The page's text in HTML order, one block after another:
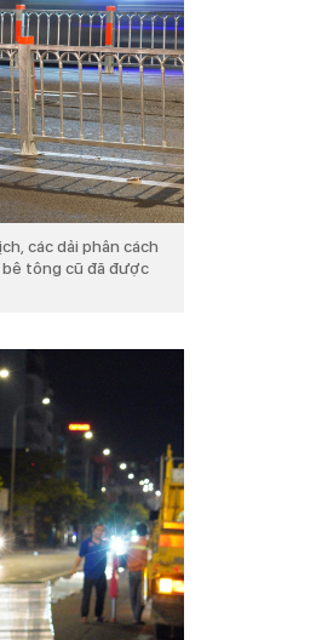
các dải phân cách
tông cũ đã được